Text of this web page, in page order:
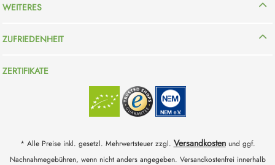
WEITERES
ZUFRIEDENHEIT
ZERTIFIKATE
* Alle Preise inkl. gesetzl. Mehrwertsteuer zzgl. Versandkostenund ggf.
Nachnahmegebühren, wenn nicht anders angegeben. Versandkostenfrei innerhalb